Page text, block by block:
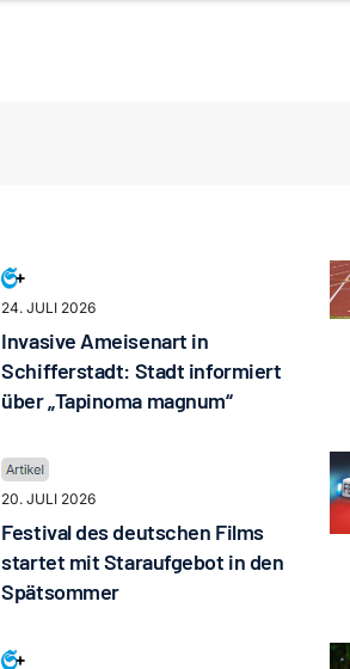
24. JULI 2026
Invasive Ameisenart in
Schifferstadt: Stadt informiert
über „Tapinoma magnum“
20. JULI 2026
Festival des deutschen Films
startet mit Staraufgebot in den
Spätsommer